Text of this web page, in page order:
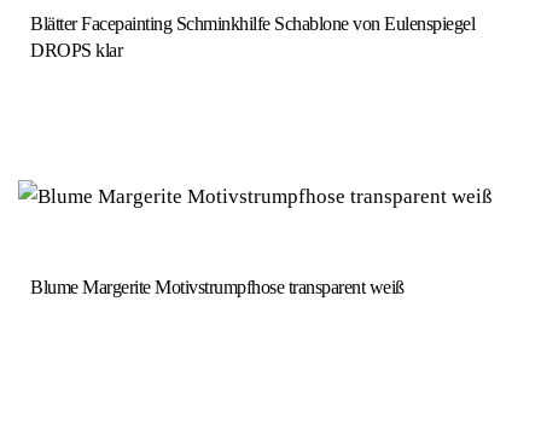
Blätter Facepainting Schminkhilfe Schablone von Eulenspiegel
DROPS klar
Blume Margerite Motivstrumpfhose transparent weiß